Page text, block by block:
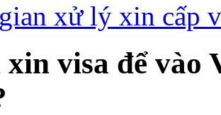
xử lý xin cấp
xin visa để vào